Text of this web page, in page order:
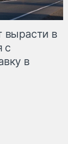
вырасти в
с
в